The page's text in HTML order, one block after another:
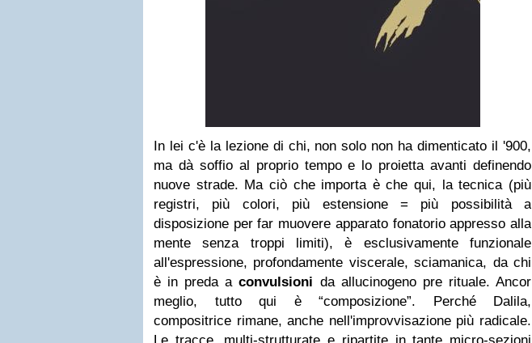
In lei c'è la lezione di chi, non solo non ha dimenticato il '900,
ma dà soffio al proprio tempo e lo proietta avanti definendo
nuove strade. Ma ciò che importa è che qui, la tecnica (più
registri, più colori, più estensione = più possibilità a
disposizione per far muovere apparato fonatorio appresso alla
mente senza troppi limiti), è esclusivamente funzionale
all'espressione, profondamente viscerale, sciamanica, da chi
è in preda aconvulsioni da allucinogeno pre rituale. Ancor
meglio, tutto qui è “composizione”. Perché Dalila,
compositrice rimane, anche nell'improvvisazione più radicale.